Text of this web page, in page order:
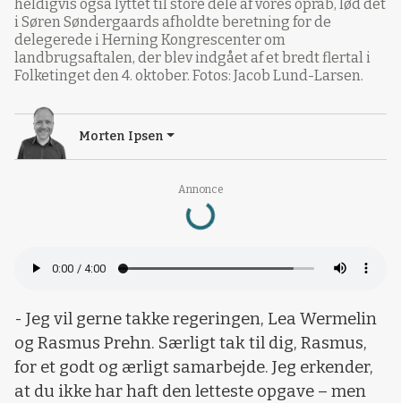
Annonce
Loading...
heldigvis også lyttet til store dele af vores opråb, lød det
i Søren Søndergaards afholdte beretning for de
delegerede i Herning Kongrescenter om
landbrugsaftalen, der blev indgået af et bredt flertal i
Folketinget den 4. oktober. Fotos: Jacob Lund-Larsen.
Morten Ipsen
- Jeg vil gerne takke regeringen, Lea Wermelin
og Rasmus Prehn. Særligt tak til dig, Rasmus,
for et godt og ærligt samarbejde. Jeg erkender,
at du ikke har haft den letteste opgave – men